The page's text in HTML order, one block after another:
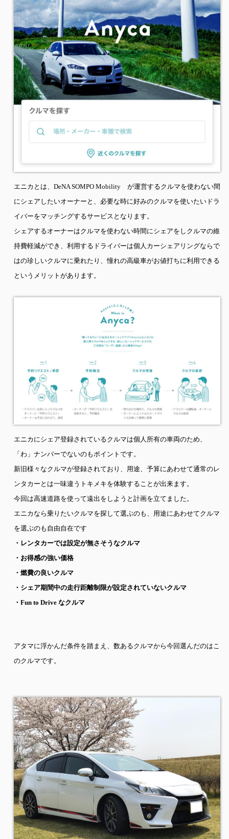
エニカとは、DeNA SOMPO Mobility が運営するクルマを使わない間
にシェアしたいオーナーと、必要な時に好みのクルマを使いたいドラ
イバーをマッチングするサービスとなります。
シェアするオーナーはクルマを使わない時間にシェアをしクルマの維
持費軽減ができ、利用するドライバーは個人カーシェアリングならで
はの珍しいクルマに乗れたり、憧れの高級車がお値打ちに利用できる
というメリットがあります。
エニカにシェア登録されているクルマは個人所有の車両のため、
「わ」ナンバーでないのもポイントです。
新旧様々なクルマが登録されており、用途、予算にあわせて通常のレ
ンタカーとは一味違うトキメキを体験することが出来ます。
今回は高速道路を使って遠出をしようと計画を立てました。
エニカなら乗りたいクルマを探して選ぶのも、用途にあわせてクルマ
を選ぶのも自由自在です
・レンタカーでは設定が無さそうなクルマ
・お得感の強い価格
・燃費の良いクルマ
・シェア期間中の走行距離制限が設定されていないクルマ
・ Fun to Drive なクルマ
アタマに浮かんだ条件を踏まえ、数あるクルマから今回選んだのはこ
のクルマです。